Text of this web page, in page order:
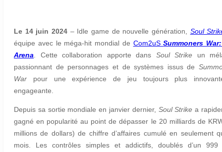
Le 14 juin 2024 – Idle game de nouvelle génération, Soul
équipe avec le méga-hit mondial de Com2uSSummoners
Arena . Cette collaboration apporte dans Soul Strike un
passionnant de personnages et de systèmes issus de
War
pour une expérience de jeu toujours plus
engageante.
Depuis sa sortie mondiale en janvier dernier, Soul Strike a
gagné en popularité au point de dépasser le 20 milliards de
millions de dollars) de chiffre d’affaires cumulé en seulement
mois. Les contrôles simples et addictifs, doublés d’un 999